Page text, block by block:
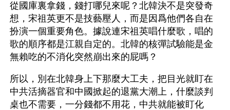
從國庫裏拿錢，錢打哪兒來呢？北韓決不是突發奇
想，宋祖英更不是技藝壓人，而是因爲他們各自在
扮演一個重要角色。據說連宋祖英唱什麼歌，唱的
歌的順序都是江親自定的。北韓的核彈試驗能是金
無賴吃的不消化突然崩出來的屁嗎？
所以，別在北韓身上下那麼大工夫，把目光就盯在
中共活摘器官和中國掀起的退黨大潮上，什麼談判
桌也不需要，一分錢都不用花，中共就能被盯化